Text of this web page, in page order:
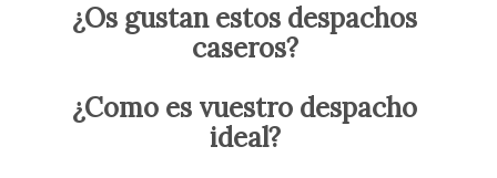
¿Os gustan estos despachos
caseros?
¿Como es vuestro despacho
ideal?